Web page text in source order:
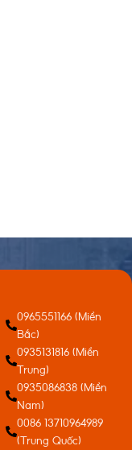
0965551166 (Miền
Bắc)
0935131816 (Miền
Trung)
0935086838 (Miền
Nam)
0086 13710964989
(Trung Quốc)